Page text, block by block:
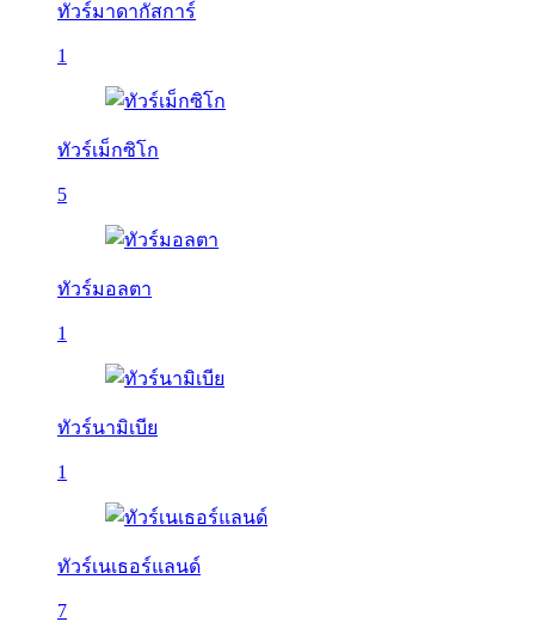
ทัวร์มาดากัสการ์
1
ทัวร์เม็กซิโก
5
ทัวร์มอลตา
1
ทัวร์นามิเบีย
1
ทัวร์เนเธอร์แลนด์
7